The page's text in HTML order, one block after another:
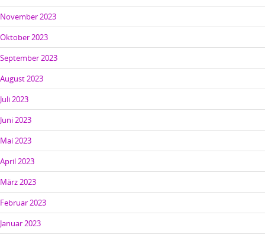
November 2023
Oktober 2023
September 2023
August 2023
Juli 2023
Juni 2023
Mai 2023
April 2023
März 2023
Februar 2023
Januar 2023